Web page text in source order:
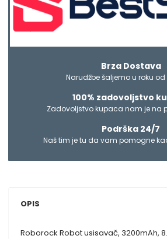
Brza Dostava
Narudžbe šaljemo u roku
100% zadovoljstvo
Zadovoljstvo kupaca nam je na
Podrška 24/7
Naš tim je tu da vam pomogne
OPIS
Roborock Robot usisavač, 3200mAh,